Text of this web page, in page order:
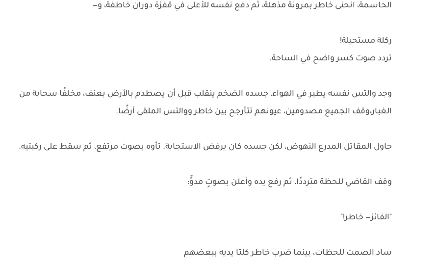
الحاسمة، انحنى خاطر بمرونة مذهلة، ثم دفع نفسه للأعلى في قفزة دوران خاطفة، و—
ركلة مستحيلة!
تردد صوت كسر واضح في الساحة.
وجد والتس نفسه يطير في الهواء، جسده الضخم ينقلب قبل أن يصطدم بالأرض بعنف، مخلفًا سحابة من
الغبار،وقف الجميع مصدومين، عيونهم تتأرجح بين خاطر ووالتس الملقى أرضًا.
حاول المقاتل المدرع النهوض، لكن جسده كان يرفض الاستجابة. تأوه بصوت مرتفع، ثم سقط على ركبتيه.
وقف القاضي للحظة مترددًا، ثم رفع يده وأعلن بصوتٍ مدوٍّ:
"الفائز— خاطر!"
ساد الصمت للحظات، بينما ضرب خاطر كلتا يديه ببعضهم